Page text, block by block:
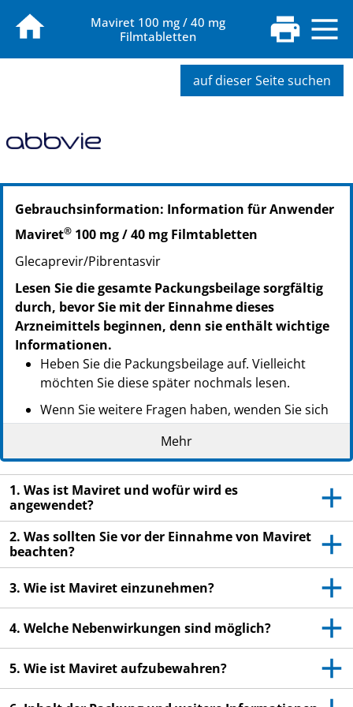
Maviret 100 mg / 40 mg
Filmtabletten
auf dieser Seite suchen
PZN: 13445985
PPN: 111344598557
Gebrauchsinformation: Information für Anwender
Maviret® 100 mg / 40 mg Filmtabletten
Glecaprevir/Pibrentasvir
Lesen Sie die gesamte Packungsbeilage sorgfältig
durch, bevor Sie mit der Einnahme dieses
Arzneimittels beginnen, denn sie enthält wichtige
Informationen.
Heben Sie die Packungsbeilage auf. Vielleicht
möchten Sie diese später nochmals lesen.
Wenn Sie weitere Fragen haben, wenden Sie sich
an Ihren Arzt oder Apotheker.
Dieses Arzneimittel wurde Ihnen persönlich
verschrieben. Geben Sie es nicht an Dritte weiter.
Es kann anderen Menschen schaden, auch wenn
diese die gleichen Beschwerden haben wie Sie.
Wenn bei Ihnen Nebenwirkungen auftreten,
wenden Sie sich an Ihren Arzt oder Apotheker.
dieser Packungsbeilage angegeben sind. Siehe
Mehr
1. Was ist Maviret und wofür wird es
angewendet?
2. Was sollten Sie vor der Einnahme von Maviret
beachten?
3. Wie ist Maviret einzunehmen?
4. Welche Nebenwirkungen sind möglich?
5. Wie ist Maviret aufzubewahren?